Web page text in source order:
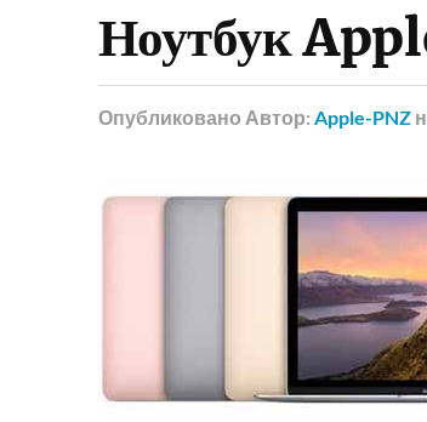
Ноутбук
Опубликовано Автор: Apple-PNZ